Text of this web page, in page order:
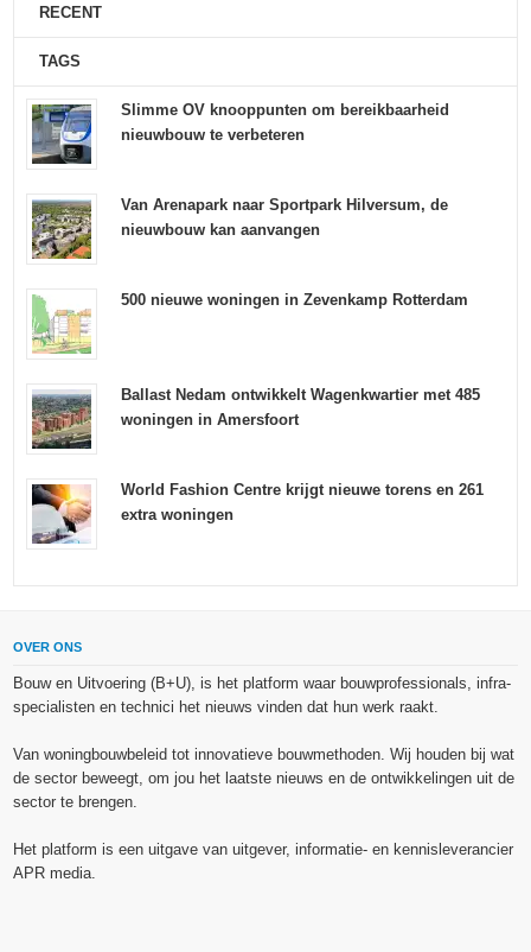
RECENT
TAGS
Slimme OV knooppunten om bereikbaarheid
nieuwbouw te verbeteren
Van Arenapark naar Sportpark Hilversum, de
nieuwbouw kan aanvangen
500 nieuwe woningen in Zevenkamp Rotterdam
Ballast Nedam ontwikkelt Wagenkwartier met 485
woningen in Amersfoort
World Fashion Centre krijgt nieuwe torens en 261
extra woningen
OVER ONS
Bouw en Uitvoering (B+U), is het platform waar bouwprofessionals, infra-
specialisten en technici het nieuws vinden dat hun werk raakt.
Van woningbouwbeleid tot innovatieve bouwmethoden. Wij houden bij wat
de sector beweegt, om jou het laatste nieuws en de ontwikkelingen uit de
sector te brengen.
Het platform is een uitgave van uitgever, informatie- en kennisleverancier
APR media.